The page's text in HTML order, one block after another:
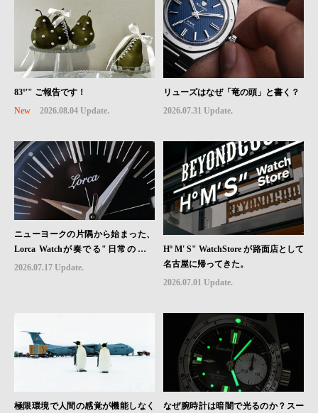
83º'" ご報告です！
New
2026.08.04 Update.
リューズはなぜ「竜の頭」と書く？
2026.07.31 Update.
ニューヨークの片隅から始まった、
Lorca Watchが奏でる"日常のロマ
ン"｜Brand Picks #08
2026.07.17 Update.
Hº M' S" WatchStore が路面店として
名古屋に帰ってきた。
2026.07.01 Update.
極限環境で人間の感覚が機能しなく
なぜ腕時計は暗闇で光るのか？スー